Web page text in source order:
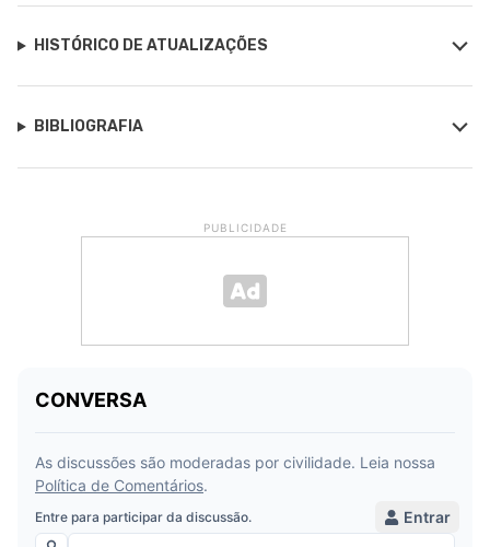
HISTÓRICO DE ATUALIZAÇÕES
BIBLIOGRAFIA
PUBLICIDADE